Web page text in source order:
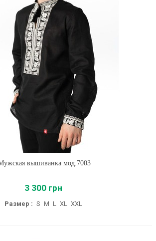
вышиванка мод.7003
3 300 грн
Размер : S M L XL XXL